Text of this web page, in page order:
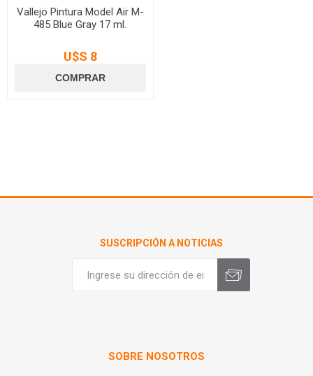
Vallejo Pintura Model Air M-
485 Blue Gray 17 ml.
U$S 8
SUSCRIPCIÓN A NOTICIAS
SOBRE NOSOTROS